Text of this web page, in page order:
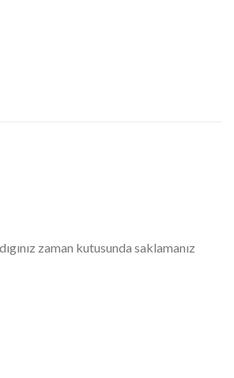
zaman kutusunda saklamanız